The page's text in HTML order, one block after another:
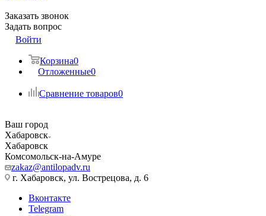
Заказать звонок
Задать вопрос
Войти
Корзина0
Отложенные0
Сравнение товаров0
Ваш город
Хабаровск
Хабаровск
Комсомольск-на-Амуре
zakaz@antilopadv.ru
г. Хабаровск, ул. Вострецова, д. 6
Вконтакте
Telegram